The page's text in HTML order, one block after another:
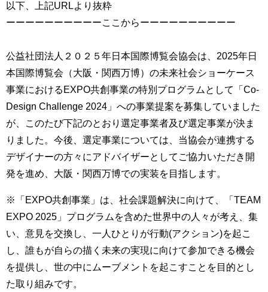
以下、上記URLより抜粋
ーーーーーーーーーーここからーーーーーーーーーー
公益社団法人２０２５年日本国際博覧会協会は、2025年日
本国際博覧会（大阪・関西万博）の未来社会ショーケース
事業におけるEXPO共創事業の特別プログラムとして「Co-
Design Challenge 2024」への事業提案を募集していました
が、このたび下記のとおり選定事業者及び選定事業が決ま
りました。今後、選定事業については、当協会が連携する
デザイナーの方々にアドバイザーとしてご協力いただき開
発を進め、大阪・関西万博での実装を目指します。
※「EXPO共創事業」は、社会課題解決に向けて、「TEAM
EXPO 2025」プログラムを含めた世界中の人々が考え、集
い、意見を交換し、一人ひとりが行動(アクション)を起こ
し、誰もが自らの描く未来の実現に向けて参加できる機会
を提供し、世の中にムーブメントを起こすことを目的とし
た取り組みです。